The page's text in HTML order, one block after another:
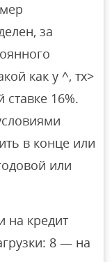
за
как у ^, тх>
16%.
в конце или
или
на кредит
8 — на